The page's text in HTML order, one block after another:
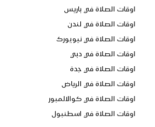
اوقات الصلاة في باريس
اوقات الصلاة في لندن
اوقات الصلاة في نيويورك
اوقات الصلاة في دبي
اوقات الصلاة في جدة
اوقات الصلاة في الرياض
اوقات الصلاة في كوالالمبور
اوقات الصلاة في اسطنبول